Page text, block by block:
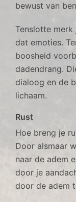
bewust van
Tenslotte merk
dat emoties.
boosheid
dadendrang.
dialoog en de
lichaam.
Rust
Hoe breng je
Door alsmaar
naar de adem
door je
door de adem